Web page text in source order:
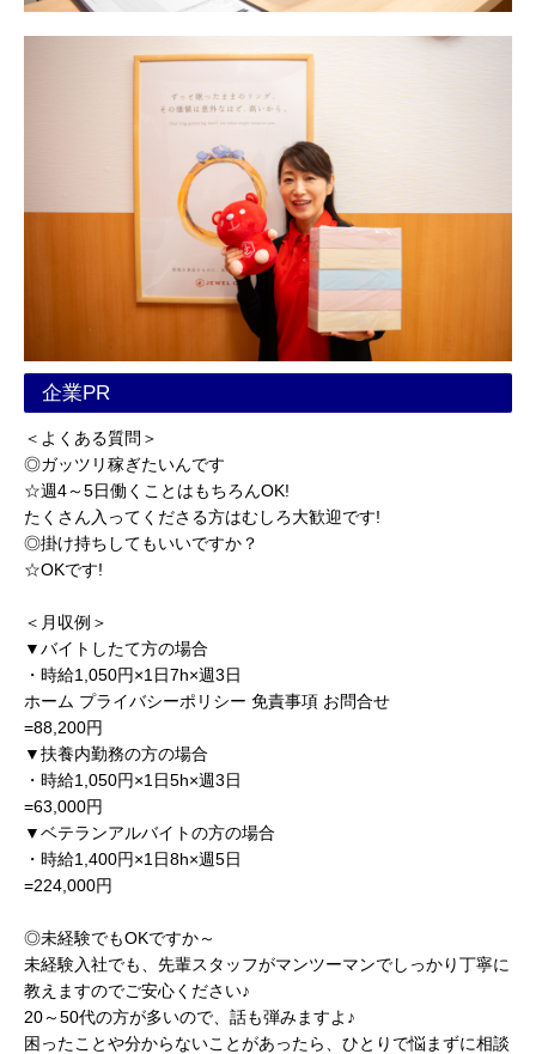
企業PR
＜よくある質問＞
◎ガッツリ稼ぎたいんです
☆週4～5日働くことはもちろんOK!
たくさん入ってくださる方はむしろ大歓迎です!
◎掛け持ちしてもいいですか？
☆OKです!
＜月収例＞
▼バイトしたて方の場合
・時給1,050円×1日7h×週3日
ホーム プライバシーポリシー 免責事項 お問合せ
=88,200円
▼扶養内勤務の方の場合
・時給1,050円×1日5h×週3日
=63,000円
▼ベテランアルバイトの方の場合
・時給1,400円×1日8h×週5日
=224,000円
◎未経験でもOKですか～
未経験入社でも、先輩スタッフがマンツーマンでしっかり丁寧に
教えますのでご安心ください♪
20～50代の方が多いので、話も弾みますよ♪
困ったことや分からないことがあったら、ひとりで悩まずに相談